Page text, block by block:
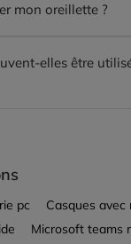
mon oreillette ?
elles être
pc
Casques avec
Microsoft teams